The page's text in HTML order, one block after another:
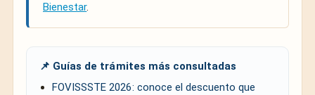
Bienestar.
📌 Guías de trámites más consultadas
FOVISSSTE 2026: conoce el descuento que